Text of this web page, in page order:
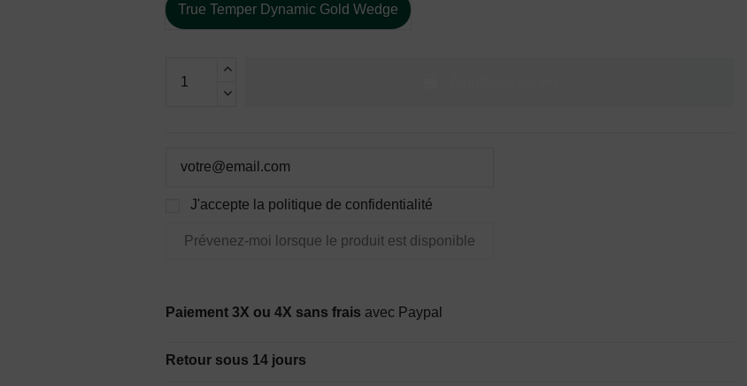
True Temper Dynamic Gold Wedge
J'accepte la politique de confidentialité
Paiement 3X ou 4X sans frais avec Paypal
Retour sous 14 jours